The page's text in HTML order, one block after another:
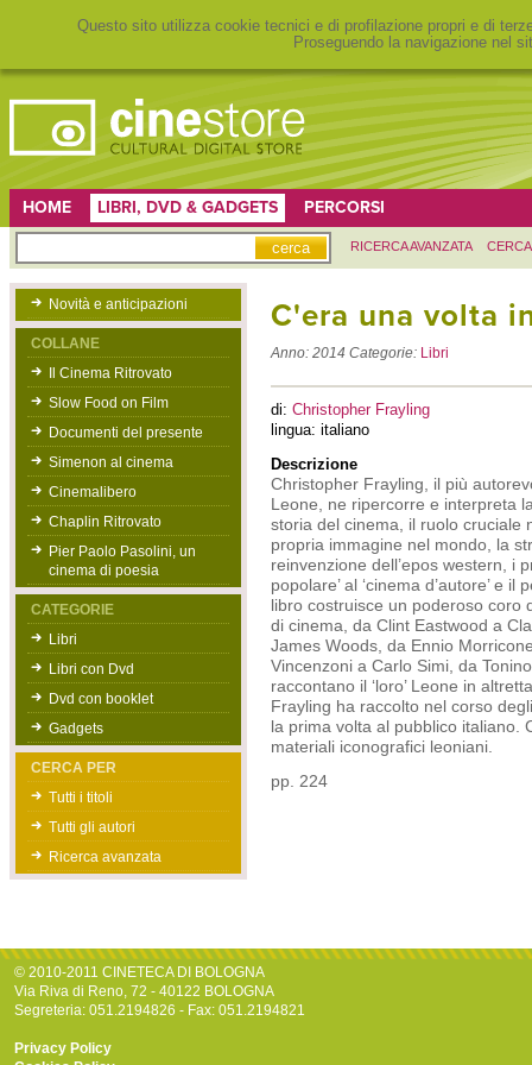
Questo sito utilizza cookie tecnici e di profilazione propri e di
Proseguendo la navigazione nel
HOME LIBRI, DVD & GADGETS PERCORSI
RICERCA AVANZATA
Novità e anticipazioni
COLLANE
Il Cinema Ritrovato
Slow Food on Film
Documenti del presente
Simenon al cinema
Cinemalibero
Chaplin Ritrovato
Pier Paolo Pasolini, un
cinema di poesia
CATEGORIE
Libri
Libri con Dvd
Dvd con booklet
Gadgets
CERCA PER
Tutti i titoli
Tutti gli autori
Ricerca avanzata
C'era una volta
Anno:2014 Categorie: Libri
di: Christopher Frayling
lingua: italiano
Descrizione
Christopher Frayling, il più
Leone, ne ripercorre e interpreta
storia del cinema, il ruolo cruciale
propria immagine nel mondo, la
reinvenzione dell’epos western, i
popolare’ al ‘cinema d’autore’ e
libro costruisce un poderoso coro
di cinema, da Clint Eastwood a
James Woods, da Ennio
Vincenzoni a Carlo Simi, da
raccontano il ‘loro’ Leone in
Frayling ha raccolto nel corso
la prima volta al pubblico italiano.
materiali iconografici leoniani.
pp. 224
© 2010-2011 CINETECA DI BOLOGNA
Via Riva di Reno, 72 - 40122 BOLOGNA
Segreteria: 051.2194826 - Fax: 051.2194821
Privacy Policy